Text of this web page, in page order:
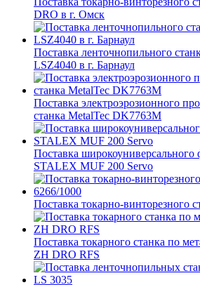
DRO в г. Омск
Поставка ленточнопильного
LSZ4040 в г. Барнаул
Поставка электроэрозионного
станка MetalTec DK7763M
Поставка широкоуниверсального
STALEX MUF 200 Servo
Поставка токарно-винторезного
Поставка токарного станка по
ZH DRO RFS